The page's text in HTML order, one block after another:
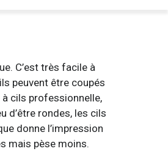
C’est très facile à
peuvent être coupés
cils professionnelle,
d’être rondes, les cils
donne l’impression
mais pèse moins.